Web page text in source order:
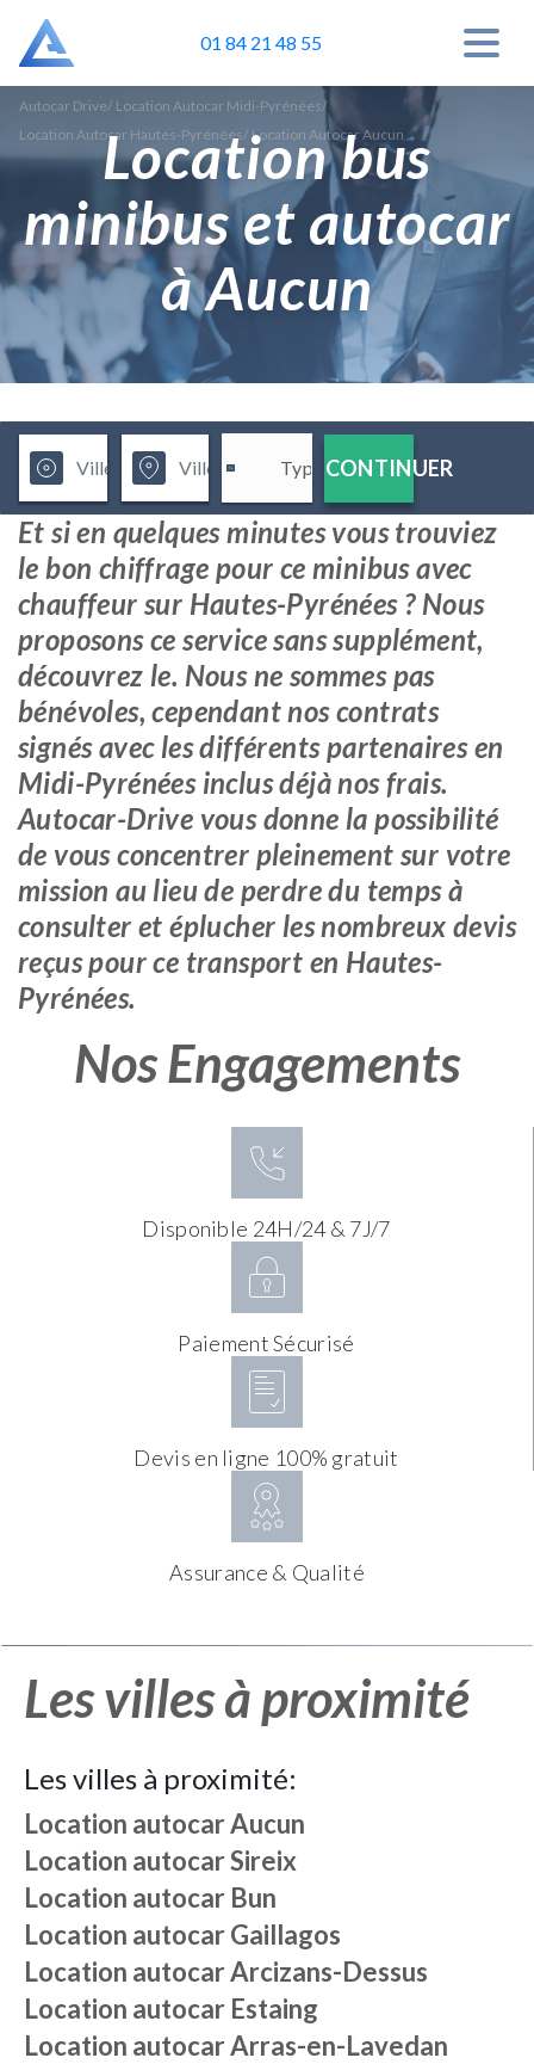
01 84 21 48 55
Autocar Drive/ Location Autocar Midi-Pyrénées/
Location Autocar Hautes-Pyrénées/ Location Autocar Aucun
Location bus
minibus et autocar
à Aucun
CONTINUER
Et si en quelques minutes vous trouviez
le bon chiffrage pour ce minibus avec
chauffeur sur Hautes-Pyrénées ? Nous
proposons ce service sans supplément,
découvrez le. Nous ne sommes pas
bénévoles, cependant nos contrats
signés avec les différents partenaires en
Midi-Pyrénées inclus déjà nos frais.
Autocar-Drive vous donne la possibilité
de vous concentrer pleinement sur votre
mission au lieu de perdre du temps à
consulter et éplucher les nombreux devis
reçus pour ce transport en Hautes-
Pyrénées.
Nos Engagements
Disponible 24H/24 & 7J/7
Paiement Sécurisé
Devis en ligne 100% gratuit
Assurance & Qualité
Les villes à proximité
Les villes à proximité:
Location autocarAucun
Location autocarSireix
Location autocar Bun
Location autocarGaillagos
Location autocarArcizans-Dessus
Location autocar Estaing
Location autocarArras-en-Lavedan